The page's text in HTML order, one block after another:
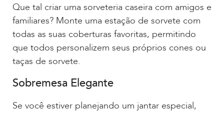
Que tal criar uma sorveteria caseira com amigos e
familiares? Monte uma estação de sorvete com
todas as suas coberturas favoritas, permitindo
que todos personalizem seus próprios cones ou
taças de sorvete.
Sobremesa Elegante
Se você estiver planejando um jantar especial,